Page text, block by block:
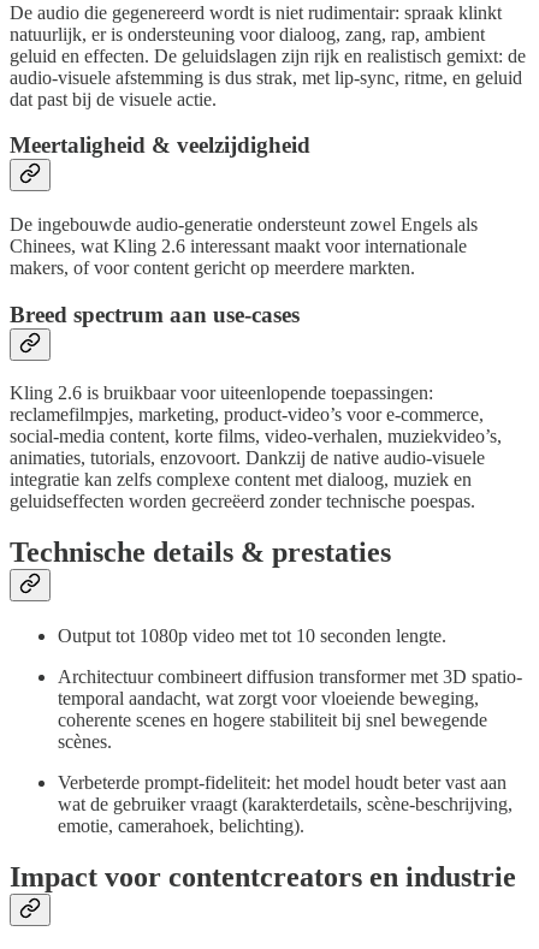
De audio die gegenereerd wordt is niet rudimentair: spraak klinkt
natuurlijk, er is ondersteuning voor dialoog, zang, rap, ambient
geluid en effecten. De geluidslagen zijn rijk en realistisch gemixt: de
audio-visuele afstemming is dus strak, met lip-sync, ritme, en geluid
dat past bij de visuele actie.
Meertaligheid & veelzijdigheid
De ingebouwde audio-generatie ondersteunt zowel Engels als
Chinees, wat Kling 2.6 interessant maakt voor internationale
makers, of voor content gericht op meerdere markten.
Breed spectrum aan use-cases
Kling 2.6 is bruikbaar voor uiteenlopende toepassingen:
reclamefilmpjes, marketing, product-video’s voor e-commerce,
social-media content, korte films, video-verhalen, muziekvideo’s,
animaties, tutorials, enzovoort. Dankzij de native audio-visuele
integratie kan zelfs complexe content met dialoog, muziek en
geluidseffecten worden gecreëerd zonder technische poespas.
Technische details & prestaties
Output tot 1080p video met tot 10 seconden lengte.
Architectuur combineert diffusion transformer met 3D spatio-
temporal aandacht, wat zorgt voor vloeiende beweging,
coherente scenes en hogere stabiliteit bij snel bewegende
scènes.
Verbeterde prompt-fideliteit: het model houdt beter vast aan
wat de gebruiker vraagt (karakterdetails, scène-beschrijving,
emotie, camerahoek, belichting).
Impact voor contentcreators en industrie